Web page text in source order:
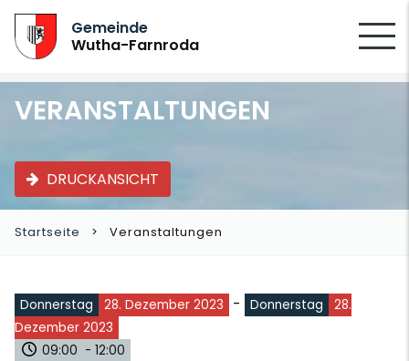
Gemeinde
Wutha-Farnroda
VERANSTALTUNGEN
DRUCKANSICHT
Startseite Veranstaltungen
Donnerstag 28. Dezember 2023 - Donnerstag
28.
Dezember 2023
09:00 - 12:00